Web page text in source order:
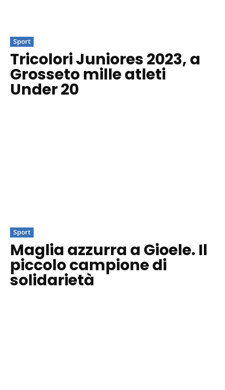
Sport
Tricolori Juniores 2023, a
Grosseto mille atleti
Under 20
Sport
Maglia azzurra a Gioele. Il
piccolo campione di
solidarietà